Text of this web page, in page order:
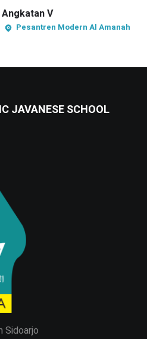
V
Pesantren Modern Al Amanah
JAVANESE SCHOOL
Sidoarjo